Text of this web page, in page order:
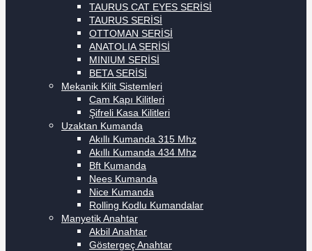
TAURUS CAT EYES SERİSİ
TAURUS SERİSİ
OTTOMAN SERİSİ
ANATOLIA SERİSİ
MINIUM SERİSİ
BETA SERİSİ
Mekanik Kilit Sistemleri
Cam Kapı Kilitleri
Şifreli Kasa Kilitleri
Uzaktan Kumanda
Akıllı Kumanda 315 Mhz
Akıllı Kumanda 434 Mhz
Bft Kumanda
Nees Kumanda
Nice Kumanda
Rolling Kodlu Kumandalar
Manyetik Anahtar
Akbil Anahtar
Göstergeç Anahtar